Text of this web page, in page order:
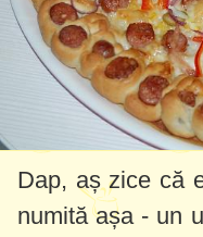
Dap, aș zice că
numită așa - un